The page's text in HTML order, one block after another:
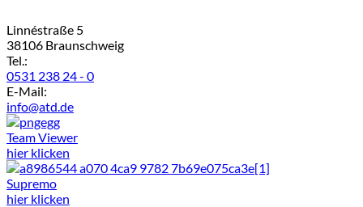
Linnéstraße 5
38106 Braunschweig
Tel.:
0531 238 24 - 0
E-Mail:
info@atd.de
Team Viewer
hier klicken
Supremo
hier klicken